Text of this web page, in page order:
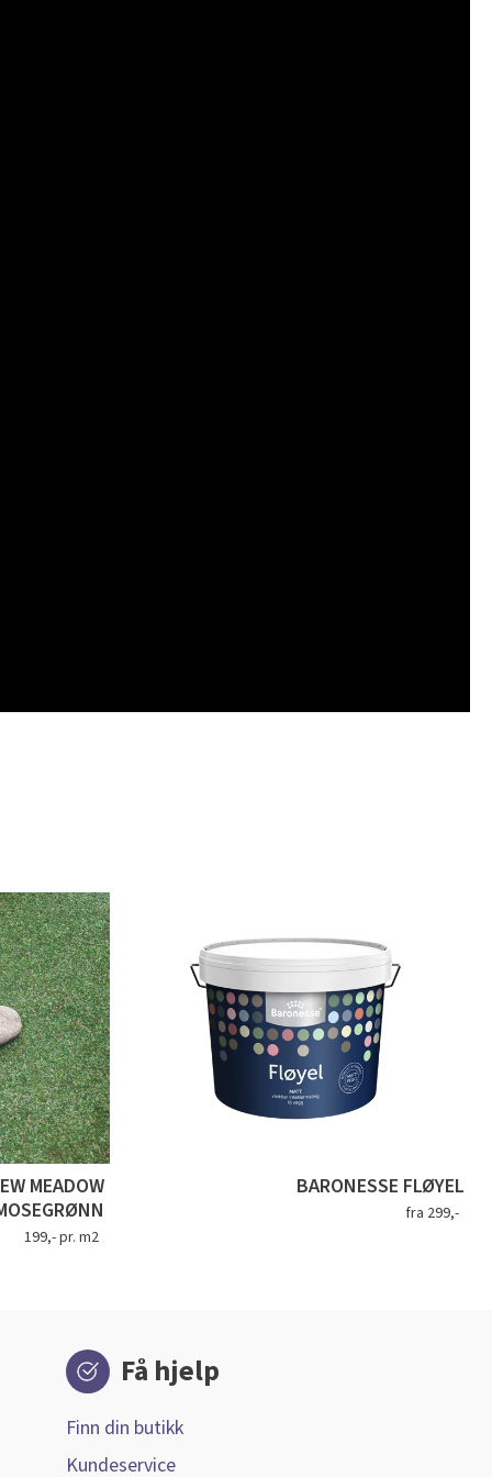
MEADOW
199,- pr. m2
BARONESSE FLØYEL
fra 299,-
Få hjelp
Finn din butikk
Kundeservice